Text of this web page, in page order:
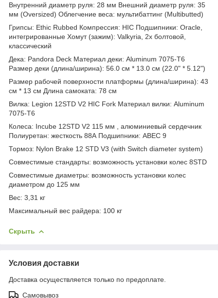
Внутренний диаметр руля: 28 мм Внешний диаметр руля: 35
мм (Oversized) Облегчение веса: мультибаттинг (Multibutted)
Грипсы: Ethic Rubbed Компрессия: HIC Подшипники: Oracle,
интегрированные Хомут (зажим): Valkyria, 2х болтовой,
классический
Дека: Pandora Deck Материал деки: Aluminum 7075-T6
Размер деки (длина/ширина): 56.0 см * 13.0 см (22.0" * 5.12")
Размер рабочей поверхности платформы (длина/ширина): 43
см * 13 см Длина самоката: 78 см
Вилка: Legion 12STD V2 HIC Fork Материал вилки: Aluminum
7075-T6
Колеса: Incube 12STD V2 115 мм , алюминиевый сердечник
Полиуретан: жесткость 88А Подшипники: ABEC 9
Тормоз: Nylon Brake 12 STD V3 (with Switch diameter system)
Совместимые стандарты: возможность установки колес 8STD
Совместимые диаметры: возможность установки колес
диаметром до 125 мм
Вес: 3,31 кг
Максимальный вес райдера: 100 кг
Скрыть
Условия доставки
Доставка осуществляется только по предоплате.
Самовывоз